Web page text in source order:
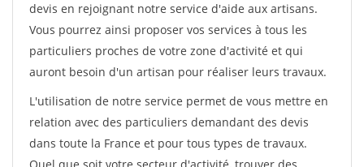
devis en rejoignant notre service d'aide aux artisans.
Vous pourrez ainsi proposer vos services à tous les
particuliers proches de votre zone d'activité et qui
auront besoin d'un artisan pour réaliser leurs travaux.
L'utilisation de notre service permet de vous mettre en
relation avec des particuliers demandant des devis
dans toute la France et pour tous types de travaux.